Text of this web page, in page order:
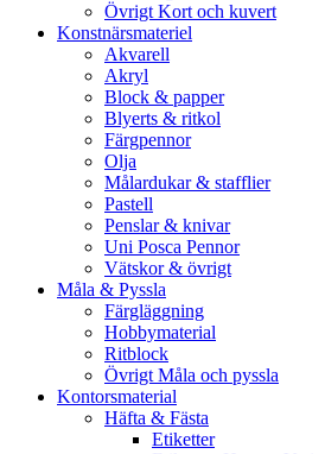
Övrigt Kort och kuvert
Konstnärsmateriel
Akvarell
Akryl
Block & papper
Blyerts & ritkol
Färgpennor
Olja
Målardukar & stafflier
Pastell
Penslar & knivar
Uni Posca Pennor
Vätskor & övrigt
Måla & Pyssla
Färgläggning
Hobbymaterial
Ritblock
Övrigt Måla och pyssla
Kontorsmaterial
Häfta & Fästa
Etiketter